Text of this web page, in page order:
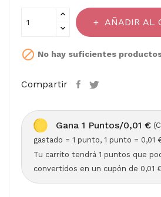
AÑADIR AL
 No hay suficientes
Compartir
Gana 1 Puntos/0,01 €
gastado = 1 punto, 1 punto = 0,01
Tu carrito tendrá 1 puntos que
convertidos en un cupón de 0,01